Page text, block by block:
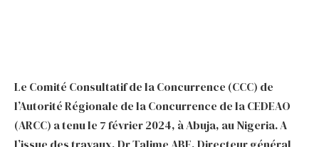
Le Comité Consultatif de la Concurrence (CCC) de
l’Autorité Régionale de la Concurrence de la CEDEAO
(ARCC) a tenu le 7 février 2024, à Abuja, au Nigeria. A